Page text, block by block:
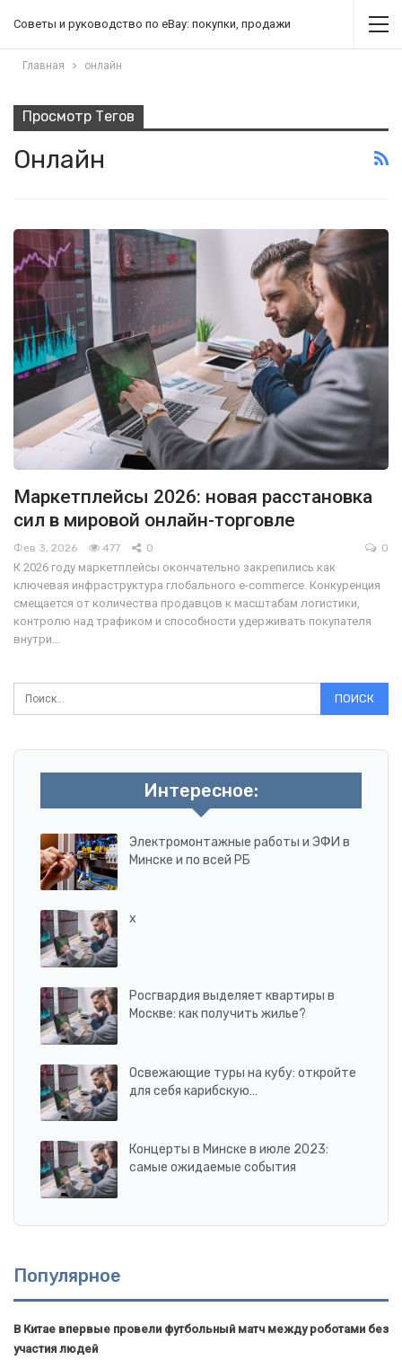
Советы и руководство по eBay: покупки, продажи
Главная онлайн
Просмотр Тегов
Онлайн
Маркетплейсы 2026: новая расстановка
сил в мировой онлайн-торговле
Фев 3, 2026 477 0 0
К 2026 году маркетплейсы окончательно закрепились как
ключевая инфраструктура глобального e-commerce. Конкуренция
смещается от количества продавцов к масштабам логистики,
контролю над трафиком и способности удерживать покупателя
внутри…
Интересное:
Электромонтажные работы и ЭФИ в
Минске и по всей РБ
x
Росгвардия выделяет квартиры в
Москве: как получить жилье?
Освежающие туры на кубу: откройте
для себя карибскую…
Концерты в Минске в июле 2023:
самые ожидаемые события
Популярное
В Китае впервые провели футбольный матч между роботами без
участия людей